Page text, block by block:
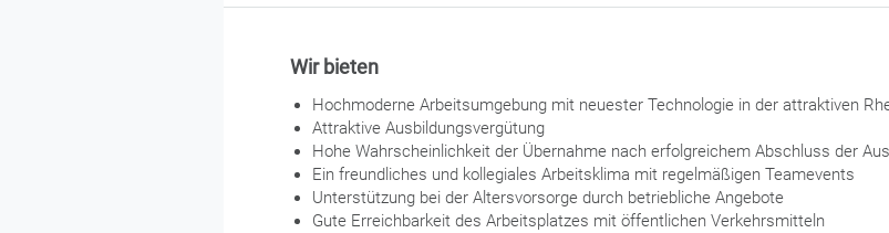
Wir bieten
Hochmoderne Arbeitsumgebung mit neuester Technologie in der attraktiven
Attraktive Ausbildungsvergütung
Hohe Wahrscheinlichkeit der Übernahme nach erfolgreichem Abschluss der
Ein freundliches und kollegiales Arbeitsklima mit regelmäßigen Teamevents
Unterstützung bei der Altersvorsorge durch betriebliche Angebote
Gute Erreichbarkeit des Arbeitsplatzes mit öffentlichen Verkehrsmitteln